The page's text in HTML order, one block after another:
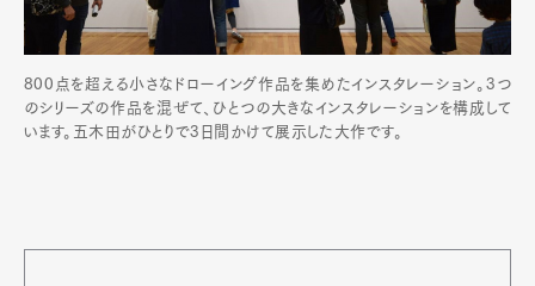
800点を超える小さなドローイング作品を集めたインスタレーション。3つ
のシリーズの作品を混ぜて、ひとつの大きなインスタレーションを構成して
います。五木田がひとりで3日間かけて展示した大作です。